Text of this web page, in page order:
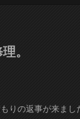
。
りの返事が来まし